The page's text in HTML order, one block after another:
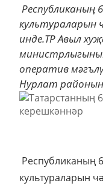
Республиканың
культураларын
инде.ТР Авыл
оператив
Нурлат
Республиканың
культураларын